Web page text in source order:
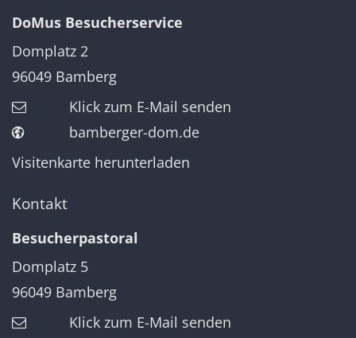
DoMus Besucherservice
Domplatz 2
96049 Bamberg
Klick zum E-Mail senden
bamberger-dom.de
Visitenkarte herunterladen
Kontakt
Besucherpastoral
Domplatz 5
96049 Bamberg
Klick zum E-Mail senden